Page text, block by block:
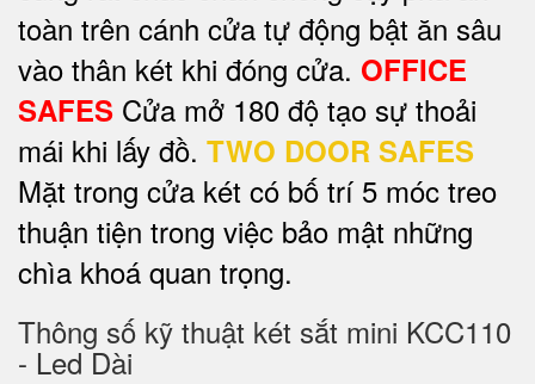
toàn trên cánh cửa tự động bật ăn sâu
vào thân két khi đóng cửa. OFFICE
SAFES Cửa mở 180 độ tạo sự thoải
mái khi lấy đồ. TWO DOOR SAFES
Mặt trong cửa két có bố trí 5 móc treo
thuận tiện trong việc bảo mật những
chìa khoá quan trọng.
Thông số kỹ thuật két sắt mini KCC110
- Led Dài